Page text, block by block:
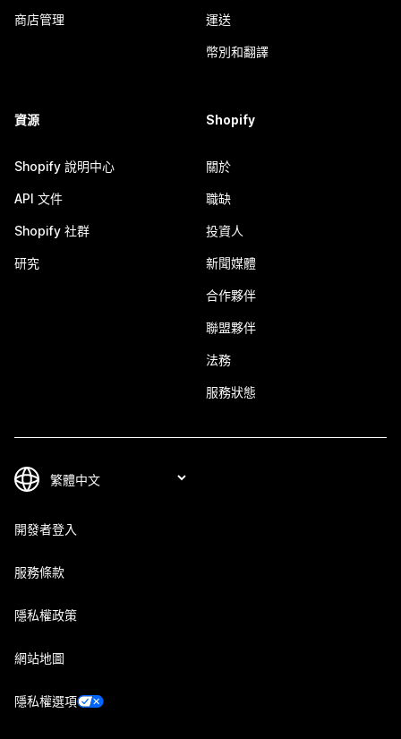
商店管理 運送
幣別和翻譯
資源
Shopify 說明中心
API 文件
Shopify 社群
研究
Shopify
關於
職缺
投資人
新聞媒體
合作夥伴
聯盟夥伴
法務
服務狀態
開發者登入
服務條款
隱私權政策
網站地圖
隱私權選項